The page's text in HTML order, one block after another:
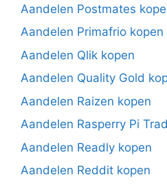
Aandelen Postmates
Aandelen Primafrio kopen
Aandelen Qlik kopen
Aandelen Quality Gold
Aandelen Raizen kopen
Aandelen Rasperry Pi
Aandelen Readly kopen
Aandelen Reddit kopen